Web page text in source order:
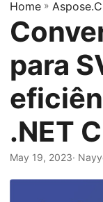
n
a
n
v
e
g
a
ç
Home »
para
.NET
May 19, 2023·